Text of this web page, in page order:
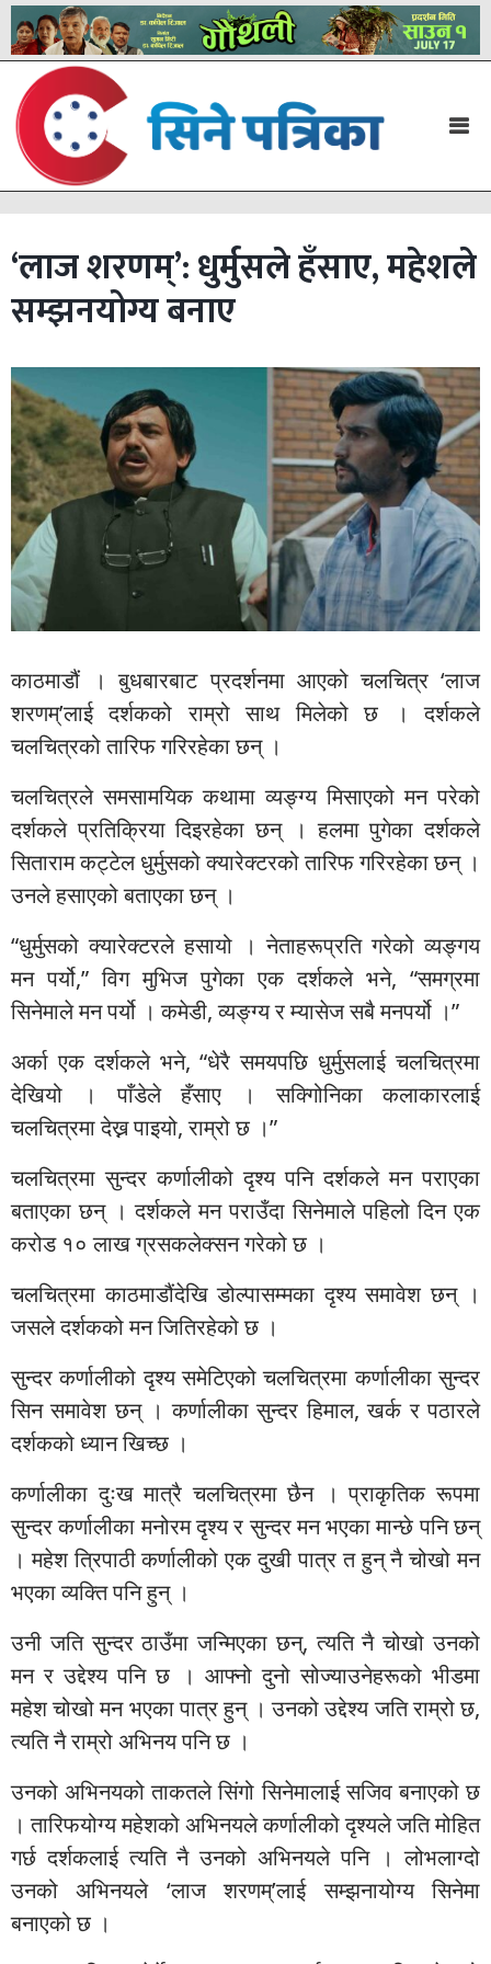
‘लाज शरणम्’: धुर्मुसले हँसाए, महेशले
सम्झनयोग्य बनाए
काठमाडौं । बुधबारबाट प्रदर्शनमा आएको चलचित्र ‘लाज
शरणम्’लाई दर्शकको राम्रो साथ मिलेको छ । दर्शकले
चलचित्रको तारिफ गरिरहेका छन् ।
चलचित्रले समसामयिक कथामा व्यङ्ग्य मिसाएको मन परेको
दर्शकले प्रतिक्रिया दिइरहेका छन् । हलमा पुगेका दर्शकले
सिताराम कट्टेल धुर्मुसको क्यारेक्टरको तारिफ गरिरहेका छन् ।
उनले हसाएको बताएका छन् ।
“धुर्मुसको क्यारेक्टरले हसायो । नेताहरूप्रति गरेको व्यङ्गय
मन पर्यो,” विग मुभिज पुगेका एक दर्शकले भने, “समग्रमा
सिनेमाले मन पर्यो । कमेडी, व्यङ्ग्य र म्यासेज सबै मनपर्यो ।”
अर्का एक दर्शकले भने, “धेरै समयपछि धुर्मुसलाई चलचित्रमा
देखियो । पाँडेले हँसाए । सक्गिोनिका कलाकारलाई
चलचित्रमा देख्न पाइयो, राम्रो छ ।”
चलचित्रमा सुन्दर कर्णालीको दृश्य पनि दर्शकले मन पराएका
बताएका छन् । दर्शकले मन पराउँदा सिनेमाले पहिलो दिन एक
करोड १० लाख ग्रसकलेक्सन गरेको छ ।
चलचित्रमा काठमाडौंदेखि डोल्पासम्मका दृश्य समावेश छन् ।
जसले दर्शकको मन जितिरहेको छ ।
सुन्दर कर्णालीको दृश्य समेटिएको चलचित्रमा कर्णालीका सुन्दर
सिन समावेश छन् । कर्णालीका सुन्दर हिमाल, खर्क र पठारले
दर्शकको ध्यान खिच्छ ।
कर्णालीका दुःख मात्रै चलचित्रमा छैन । प्राकृतिक रूपमा
सुन्दर कर्णालीका मनोरम दृश्य र सुन्दर मन भएका मान्छे पनि छन्
। महेश त्रिपाठी कर्णालीको एक दुखी पात्र त हुन् नै चोखो मन
भएका व्यक्ति पनि हुन् ।
उनी जति सुन्दर ठाउँमा जन्मिएका छन्, त्यति नै चोखो उनको
मन र उद्देश्य पनि छ । आफ्नो दुनो सोज्याउनेहरूको भीडमा
महेश चोखो मन भएका पात्र हुन् । उनको उद्देश्य जति राम्रो छ,
त्यति नै राम्रो अभिनय पनि छ ।
उनको अभिनयको ताकतले सिंगो सिनेमालाई सजिव बनाएको छ
। तारिफयोग्य महेशको अभिनयले कर्णालीको दृश्यले जति मोहित
गर्छ दर्शकलाई त्यति नै उनको अभिनयले पनि । लोभलाग्दो
उनको अभिनयले ‘लाज शरणम्’लाई सम्झनायोग्य सिनेमा
बनाएको छ ।